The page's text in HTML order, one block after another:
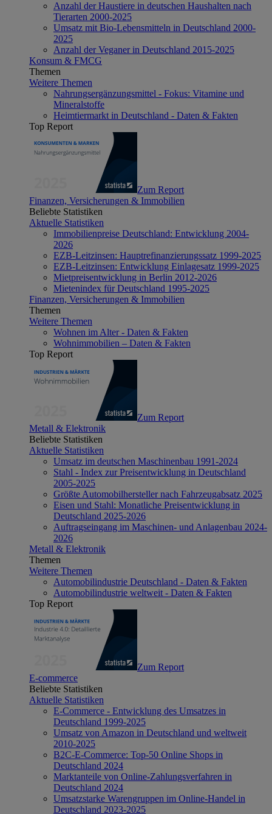
Anzahl der Haustiere in deutschen Haushalten nach
Tierarten 2000-2025
Umsatz mit Bio-Lebensmitteln in Deutschland 2000-
2025
Anzahl der Veganer in Deutschland 2015-2025
Konsum & FMCG
Themen
Weitere Themen
Nahrungsergänzungsmittel - Fokus: Vitamine und
Mineralstoffe
Heimtiermarkt in Deutschland - Daten & Fakten
Top Report
Zum Report
Finanzen, Versicherungen & Immobilien
Beliebte Statistiken
Aktuelle Statistiken
Immobilienpreise Deutschland: Entwicklung 2004-
2026
EZB-Leitzinsen: Hauptrefinanzierungssatz 1999-2025
EZB-Leitzinsen: Entwicklung Einlagesatz 1999-2025
Mietpreisentwicklung in Berlin 2012-2026
Mietenindex für Deutschland 1995-2025
Finanzen, Versicherungen & Immobilien
Themen
Weitere Themen
Wohnen im Alter - Daten & Fakten
Wohnimmobilien – Daten & Fakten
Top Report
Zum Report
Metall & Elektronik
Beliebte Statistiken
Aktuelle Statistiken
Umsatz im deutschen Maschinenbau 1991-2024
Stahl - Index zur Preisentwicklung in Deutschland
2005-2025
Größte Automobilhersteller nach Fahrzeugabsatz 2025
Eisen und Stahl: Monatliche Preisentwicklung in
Deutschland 2025-2026
Auftragseingang im Maschinen- und Anlagenbau 2024-
2026
Metall & Elektronik
Themen
Weitere Themen
Automobilindustrie Deutschland - Daten & Fakten
Automobilindustrie weltweit - Daten & Fakten
Top Report
Zum Report
E-commerce
Beliebte Statistiken
Aktuelle Statistiken
E-Commerce - Entwicklung des Umsatzes in
Deutschland 1999-2025
Umsatz von Amazon in Deutschland und weltweit
2010-2025
B2C-E-Commerce: Top-50 Online Shops in
Deutschland 2024
Marktanteile von Online-Zahlungsverfahren in
Deutschland 2024
Umsatzstarke Warengruppen im Online-Handel in
Deutschland 2023-2025